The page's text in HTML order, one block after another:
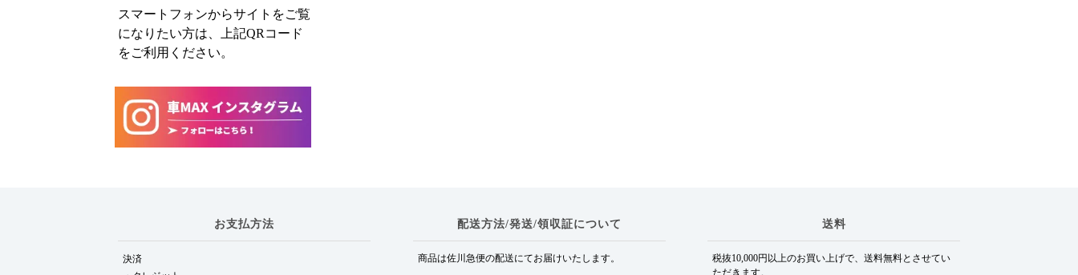
スマートフォンからサイトをご覧
になりたい方は、上記QRコード
をご利用ください。
お支払方法
決済
配送方法/発送/領収証について
商品は佐川急便の配送にてお届けいたします。
送料
税抜10,000円以上のお買い上げで、送料無料とさせてい